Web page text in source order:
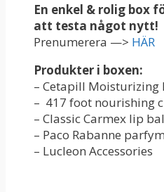
En enkel & rolig box
att testa något nytt!
Prenumerera —> HÄR
Produkter i boxen:
– Cetapill Moisturizing
– 417 foot nourishing
– Classic Carmex lip
– Paco Rabanne
– Lucleon Accessories